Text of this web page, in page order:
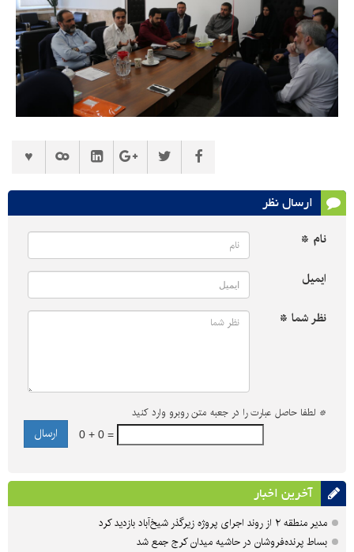
ارسال نظر
نام *
ایمیل
نظر شما *
* لطفا حاصل عبارت را در جعبه متن روبرو وارد کنید
0 + 0 =
آخرین اخبار
مدیر منطقه ۲ از روند اجرای پروژه زیرگذر شیخ‌آباد بازدید کرد
بساط پرنده‌فروشان در حاشیه میدان کرج جمع شد